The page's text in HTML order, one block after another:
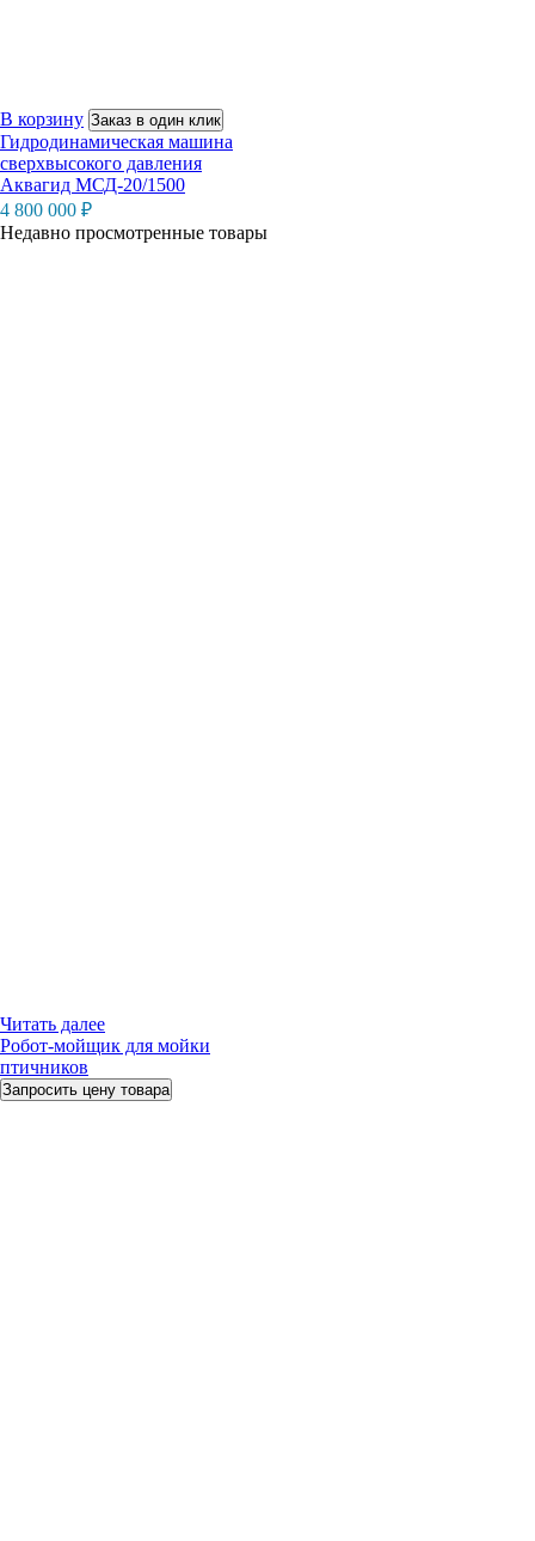
В корзину Заказ в один клик
Гидродинамическая машина
сверхвысокого давления
Аквагид МСД-20/1500
4 800 000 ₽
Недавно просмотренные товары
Читать далее
Робот-мойщик для мойки
птичников
Запросить цену товара